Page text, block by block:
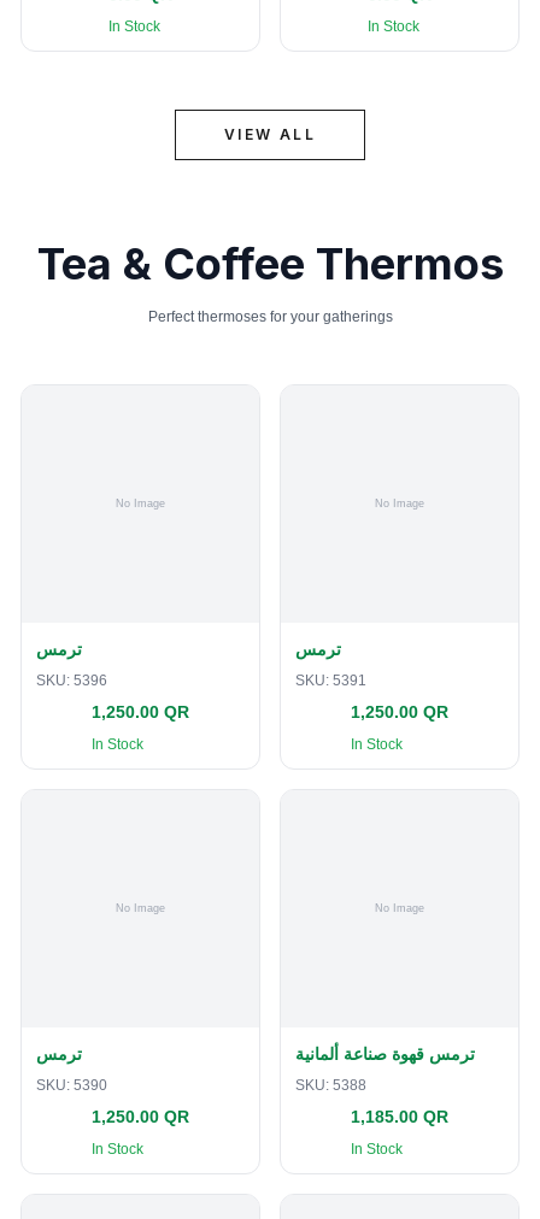
In Stock In Stock
VIEW ALL
Tea & Coffee Thermos
Perfect thermoses for your gatherings
ترمس
SKU: 5396
1,250.00 QR
In Stock
ترمس
SKU: 5391
1,250.00 QR
In Stock
ترمس
SKU: 5390
1,250.00 QR
In Stock
ترمس قهوة صناعة ألمانية
SKU: 5388
1,185.00 QR
In Stock